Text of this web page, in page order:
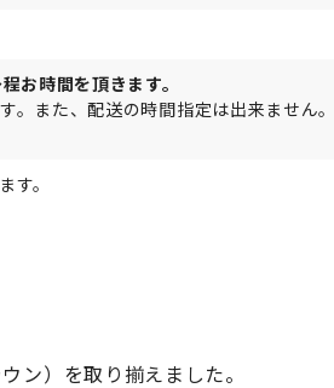
お時間を頂きます。
。また、配送の時間指定は出来ません
。
ン）を取り揃えました。